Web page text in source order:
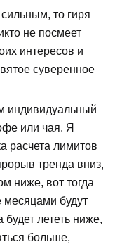
то гиря
не посмеет
интересов и
суверенное
индивидуальный
или чая. Я
расчета лимитов
тренда вниз,
ниже, вот тогда
месяцами будут
лететь ниже,
больше,